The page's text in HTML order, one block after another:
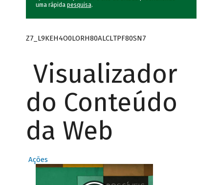
uma rápida pesquisa.
Z7_L9KEH4O0LORH80ALCLTPF80SN7
Visualizador
do Conteúdo
da Web
Ações